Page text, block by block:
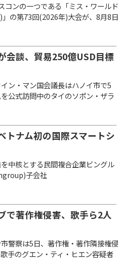
コンの一つである「ミス・ワールド
の第73回(2026年)大会が、8月8日
会談、貿易250億USD目標
ン・マン国会議長はハノイ市で5
公式訪問中のタイのソポン・ザラ
トナム初の国際スマートシ
中核とする民間複合企業ビングル
子会社
で著作権侵害、歌手ら2人
警察は5日、著作権・著作隣接権侵
手のグエン・ティ・ヒエン容疑者